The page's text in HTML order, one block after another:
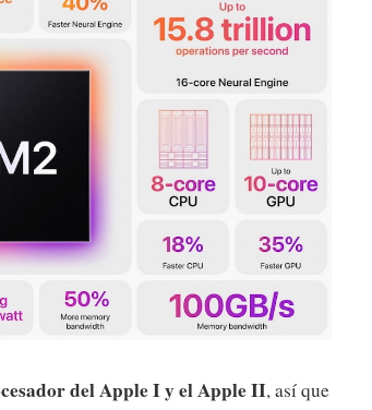
del Apple I y el Apple II, así que